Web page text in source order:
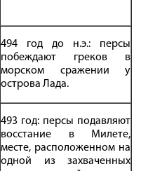
494 год до н.э.: персы
побеждают греков в
морском сражении у
острова Лада.
493 год: персы подавляют
восстание в Милете,
месте, расположенном на
одной из захваченных